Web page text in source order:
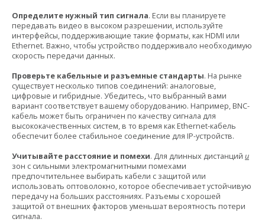
Определите нужный тип сигнала. Если вы планируете
передавать видео в высоком разрешении, используйте
интерфейсы, поддерживающие такие форматы, как HDMI или
Ethernet. Важно, чтобы устройство поддерживало необходимую
скорость передачи данных.
Проверьте кабельные и разъемные стандарты. На рынке
существует несколько типов соединений: аналоговые,
цифровые и гибридные. Убедитесь, что выбранный вами
вариант соответствует вашему оборудованию. Например, BNC-
кабель может быть ограничен по качеству сигнала для
высококачественных систем, в то время как Ethernet-кабель
обеспечит более стабильное соединение для IP-устройств.
Учитывайте расстояние и помехи. Для длинных дистанций и
зон с сильными электромагнитными помехами
предпочтительнее выбирать кабели с защитой или
использовать оптоволокно, которое обеспечивает устойчивую
передачу на больших расстояниях. Разъемы с хорошей
защитой от внешних факторов уменьшат вероятность потери
сигнала.